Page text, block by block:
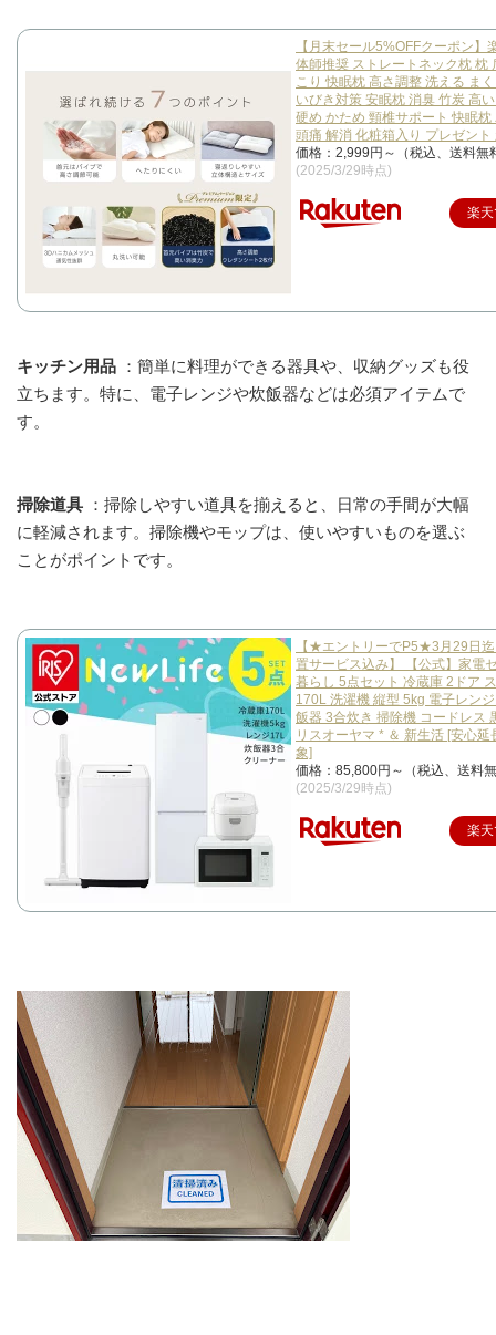
【月末セール5%OFFクーポン】
体師推奨 ストレートネック枕 枕
こり 快眠枕 高さ調整 洗える ま
いびき対策 安眠枕 消臭 竹炭 高
硬め かため 頸椎サポート 快眠枕
頭痛 解消 化粧箱入り プレゼント
価格：2,999円～（税込、送料無
(2025/3/29時点)
楽
キッチン用品 ：簡単に料理ができる器具や、収納グッズも役
立ちます。特に、電子レンジや炊飯器などは必須アイテムで
す。
掃除道具 ：掃除しやすい道具を揃えると、日常の手間が大幅
に軽減されます。掃除機やモップは、使いやすいものを選ぶ
ことがポイントです。
【★エントリーでP5★3月29日
置サービス込み】 【公式】家電
暮らし 5点セット 冷蔵庫 2ドア
170L 洗濯機 縦型 5kg 電子レン
飯器 3合炊き 掃除機 コードレス
リスオーヤマ * ＆ 新生活 [安心延
象]
価格：85,800円～（税込、送料
(2025/3/29時点)
楽